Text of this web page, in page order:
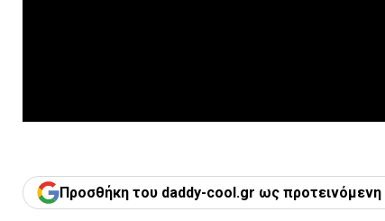
Προσθήκη του daddy-cool.gr ως προτεινόμενη